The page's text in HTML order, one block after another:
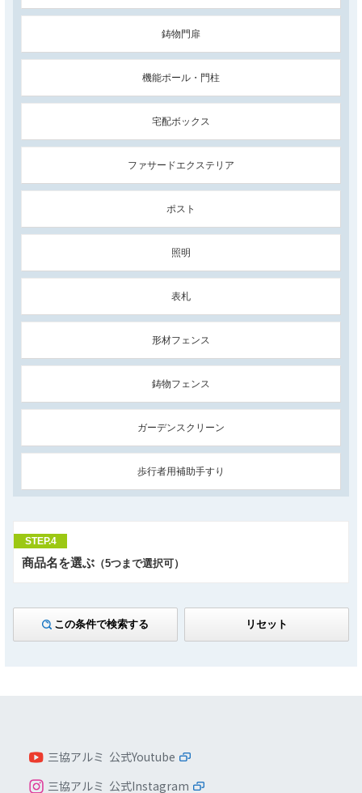
鋳物門扉
機能ポール・門柱
宅配ボックス
ファサードエクステリア
ポスト
照明
表札
形材フェンス
鋳物フェンス
ガーデンスクリーン
歩行者用補助手すり
STEP.4
商品名を選ぶ （5つまで選択可）
この条件で検索する リセット
三協アルミ 公式Youtube
三協アルミ 公式Instagram